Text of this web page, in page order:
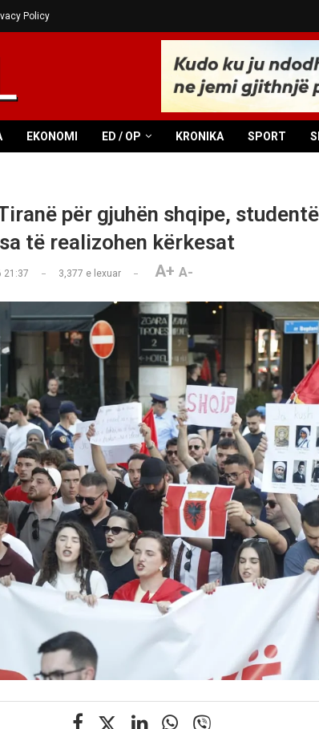
Policy
EKONOMI ED / OP KRONIKA SPORT
për gjuhën shqipe,
të realizohen kërkesat
21:37 3,377 e lexuar A+ A-